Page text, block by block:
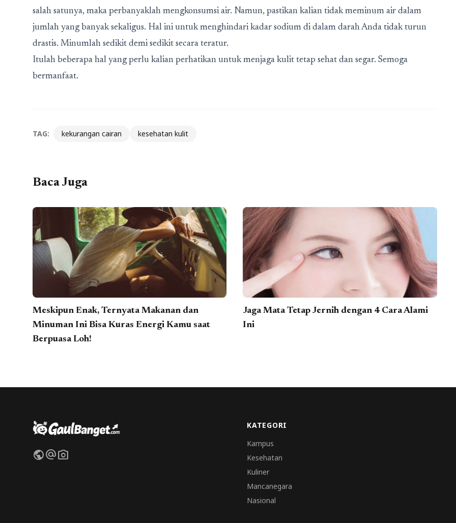
salah satunya, maka perbanyaklah mengkonsumsi air. Namun, pastikan kalian tidak meminum air dalam
jumlah yang banyak sekaligus. Hal ini untuk menghindari kadar sodium di dalam darah Anda tidak turun
drastis. Minumlah sedikit demi sedikit secara teratur.
Itulah beberapa hal yang perlu kalian perhatikan untuk menjaga kulit tetap sehat dan segar. Semoga
bermanfaat.
TAG: kekurangan cairan kesehatan kulit
Baca Juga
Meskipun Enak, Ternyata Makanan dan
Minuman Ini Bisa Kuras Energi Kamu saat
Berpuasa Loh!
Jaga Mata Tetap Jernih dengan 4 Cara Alami
Ini
publicalternate_emailphoto_camera
KATEGORI
Kampus
Kesehatan
Kuliner
Mancanegara
Nasional